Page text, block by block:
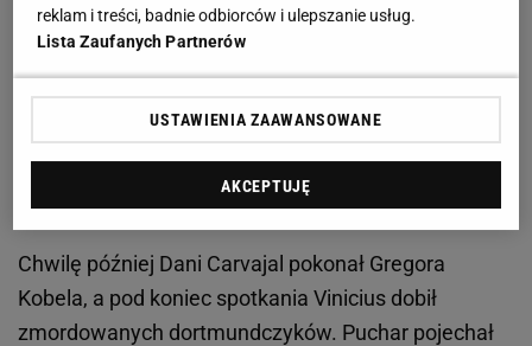
Wiadome było, że sobotni finał Ligi Mistrzów będzie
Dortmund. Legendarny skrzydłowy pojawił się na
boisku w 72. minucie. Zmieniał Karima Adeyemiego,
świetlnej brzmiał 0:0.
Chwilę później Dani Carvajal pokonał Gregora
Kobela, a pod koniec spotkania Vinicius dobił
zmordowanych dortmundczyków. Puchar pojechał
reklam i treści, badnie odbiorców i ulepszanie usług.
Lista Zaufanych Partnerów
USTAWIENIA ZAAWANSOWANE
AKCEPTUJĘ